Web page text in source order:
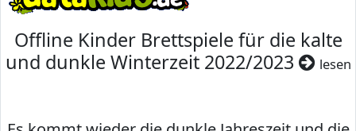
Offline Kinder Brettspiele für die kalte
und dunkle Winterzeit 2022/2023
lesen